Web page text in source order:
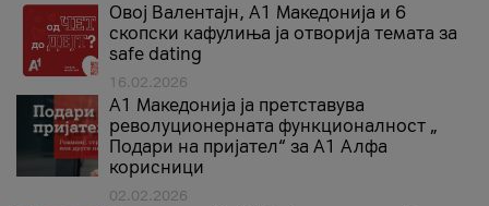
Овој Валентајн, A1 Македонија и 6
скопски кафулиња ја отворија темата за
safe dating
16.02.2026
А1 Македонија ја претставува
револуционерната функционалност „
Подари на пријател“ за А1 Алфа
корисници
02.02.2026